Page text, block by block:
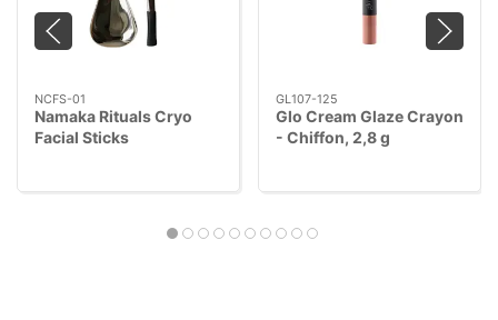
NCFS-01
Namaka Rituals Cryo
Facial Sticks
GL107-125
Glo Cream Glaze Crayon
- Chiffon, 2,8 g